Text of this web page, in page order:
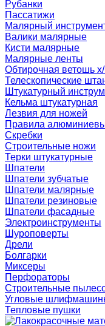
Рубанки
Пассатижи
Малярный
Валики малярные
Кисти малярные
Малярные ленты
Обтирочная ветошь х/
Телескопические
Штукатурный
Кельма штукатурная
Лезвия для ножей
Правила
Скребки
Строительные ножи
Терки штукатурные
Шпатели
Шпатели зубчатые
Шпатели малярные
Шпатели резиновые
Шпатели фасадные
Электроинструменты
Шуроповерты
Дрели
Болгарки
Миксеры
Перфораторы
Строительные
Угловые
Тепловые пушки